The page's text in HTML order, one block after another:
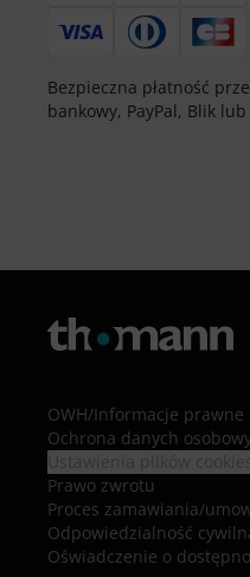
Bezpieczna płatność
bankowy, PayPal, Blik
OWH/Informacje prawne
Ochrona danych
Prawo zwrotu
Proces zamawiania/
Odpowiedzialność
Oświadczenie o